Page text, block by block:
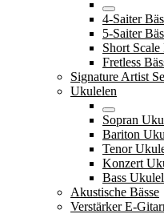
4-Saiter
5-Saiter
Short Scale
Fretless
Signature Artist
Ukulelen
Sopran
Bariton
Tenor
Konzert
Bass
Akustische Bässe
Verstärker E-